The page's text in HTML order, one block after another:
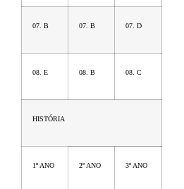
07. B 07. B 07. D
08. E 08. B 08. C
HISTÓRIA
1º ANO 2º ANO 3º ANO